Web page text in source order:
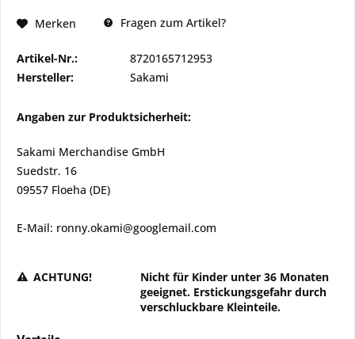
Merken Fragen zum Artikel?
Artikel-Nr.:
8720165712953
Hersteller:
Sakami
Angaben zur Produktsicherheit:
Sakami Merchandise GmbH
Suedstr. 16
09557 Floeha (DE)
E-Mail: ronny.okami@googlemail.com
ACHTUNG!
Nicht für Kinder unter 36 Monaten
geeignet. Erstickungsgefahr durch
verschluckbare Kleinteile.